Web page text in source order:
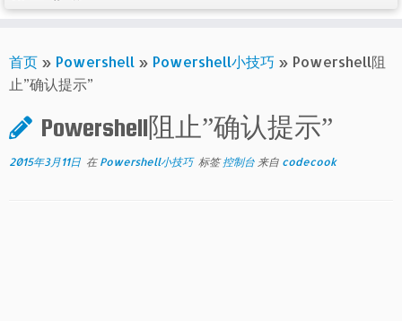
首页 » Powershell » Powershell小技巧 » Powershell阻
止”确认提示”
Powershell阻止”确认提示”
2015年3月11日 在 Powershell小技巧 标签控制台 来自 codecook